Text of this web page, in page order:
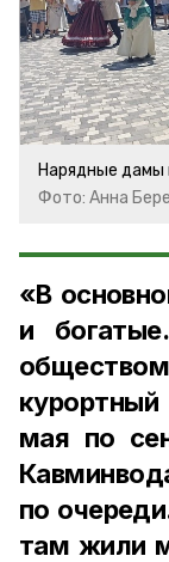
Нарядные дамы
Фото: Анна
«В
и
мая по
по
там жили